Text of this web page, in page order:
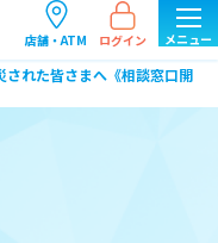
店舗・ATM ログイン
れた皆さまへ《相談窓口開